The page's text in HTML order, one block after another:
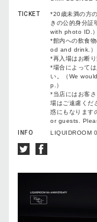
TICKET
*20歳未満の方
きの公的身分
with photo ID.）
*館内への飲食
od and drink.）
*再入場はお断
*場合によって
い。（We
p.）
*当店にはお客
場はご遠慮くだ
惑にもなりま
or guests.
INFO
LIQUIDROOM